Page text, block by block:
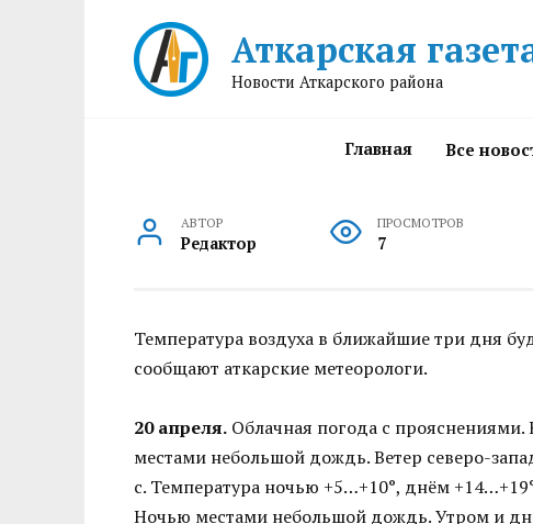
Аткарская
Новости Аткарского района
Главная Все
АВТОР
Редактор
ПРОСМОТРОВ
7
Температура воздуха в ближайшие три дня
сообщают аткарские метеорологи.
20 апреля. Облачная погода с
местами небольшой дождь. Ветер северо-
с. Температура ночью +5…+10°, днём
Ночью местами небольшой дождь. Утром и